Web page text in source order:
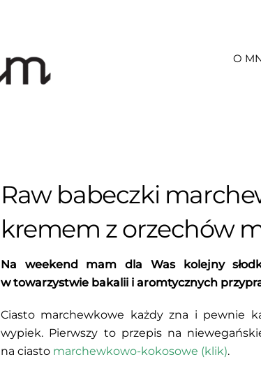
O
Raw babeczki
kremem z orzechów
Na weekend mam dla Was kolejny
w towarzystwie bakalii i aromtycznych
Ciasto marchewkowe każdy zna i pewnie
wypiek. Pierwszy to przepis na
na ciasto marchewkowo-kokosowe (klik).